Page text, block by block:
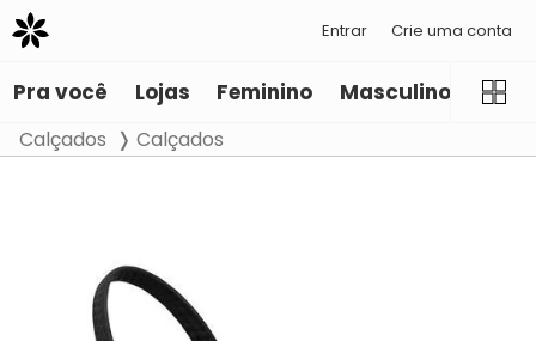
Entrar Crie uma conta
Pra você Lojas Feminino Masculino
Calçados Calçados